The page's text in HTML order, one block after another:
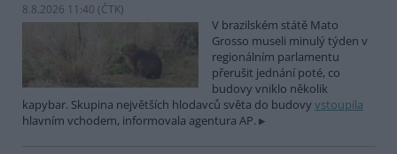
8.8.2026 11:40 (ČTK)
V brazilském státě Mato
Grosso museli minulý týden v
regionálním parlamentu
přerušit jednání poté, co
budovy vniklo několik
kapybar. Skupina největších hlodavců světa do budovy vstoupila
hlavním vchodem, informovala agentura AP.